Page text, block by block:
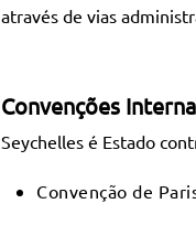
através de vias
Convenções
Seychelles é Estado
Convenção de